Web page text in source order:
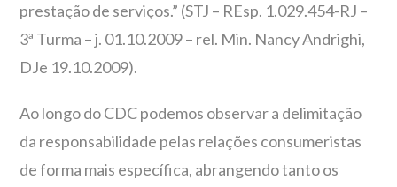
prestação de serviços.” (STJ – REsp. 1.029.454-RJ –
3ª Turma – j. 01.10.2009 – rel. Min. Nancy Andrighi,
DJe 19.10.2009).
Ao longo do CDC podemos observar a delimitação
da responsabilidade pelas relações consumeristas
de forma mais específica, abrangendo tanto os